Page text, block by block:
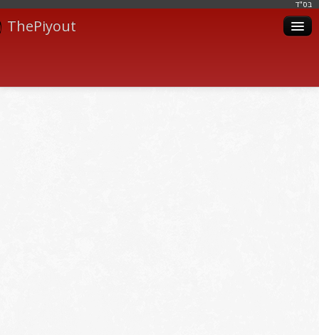
בּס"ד
ThePiyout